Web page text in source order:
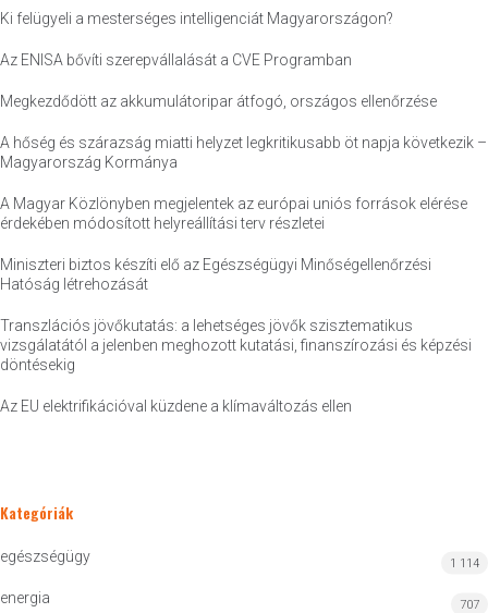
Ki felügyeli a mesterséges intelligenciát Magyarországon?
Az ENISA bővíti szerepvállalását a CVE Programban
Megkezdődött az akkumulátoripar átfogó, országos ellenőrzése
A hőség és szárazság miatti helyzet legkritikusabb öt napja következik –
Magyarország Kormánya
A Magyar Közlönyben megjelentek az európai uniós források elérése
érdekében módosított helyreállítási terv részletei
Miniszteri biztos készíti elő az Egészségügyi Minőségellenőrzési
Hatóság létrehozását
Transzlációs jövőkutatás: a lehetséges jövők szisztematikus
vizsgálatától a jelenben meghozott kutatási, finanszírozási és képzési
döntésekig
Az EU elektrifikációval küzdene a klímaváltozás ellen
Kategóriák
egészségügy 1 114
energia 707